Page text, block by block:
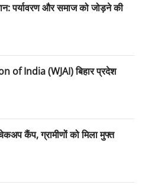
पर्यावरण और समाज को जोड़ने की
of India (WJAI) बिहार प्रदेश
कैंप, ग्रामीणों को मिला मुफ्त